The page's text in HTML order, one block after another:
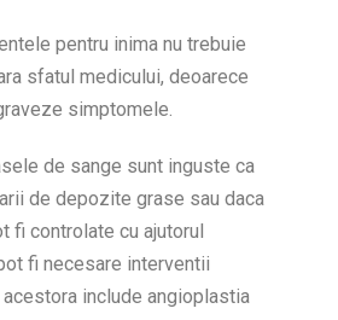
pentru inima nu trebuie
sfatul medicului, deoarece
simptomele.
de sange sunt inguste ca
de depozite grase sau daca
fi controlate cu ajutorul
fi necesare interventii
include angioplastia